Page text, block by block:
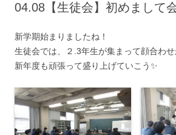
04.08【生徒会】初めまして
新学期始まりましたね！
生徒会では、２.3年生が集まって顔合わせ
新年度も頑張って盛り上げていこう✨